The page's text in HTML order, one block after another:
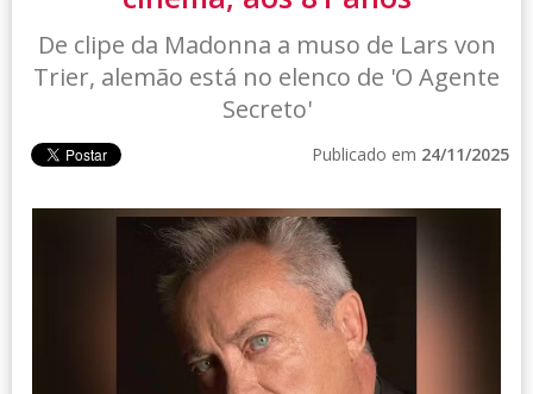
De clipe da Madonna a muso de Lars von
Trier, alemão está no elenco de 'O Agente
Secreto'
Publicado em 24/11/2025